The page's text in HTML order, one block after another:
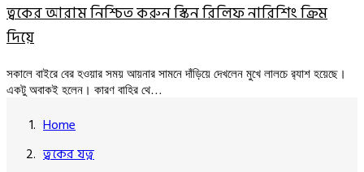
ত্বকের আরাম নিশ্চিত করুন স্কিন রিলিফ নারিশিং ক্রিম
দিয়ে
সকালে বাইরে বের হওয়ার সময় আয়নার সামনে দাঁড়িয়ে দেখলেন মুখে লালচে র‍্যাশ হয়েছে।
একটু অবাকই হলেন। কারণ বাহির থে…
Home
ত্বকের যত্ন